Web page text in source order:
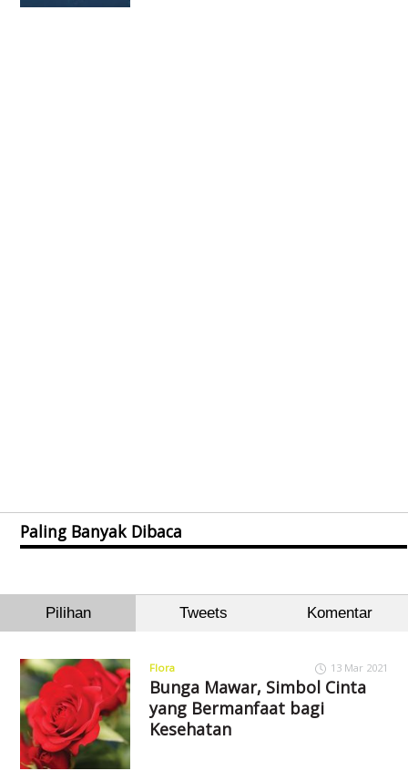
Paling Banyak Dibaca
Pilihan Tweets Komentar
Flora 13 Mar 2021
Bunga Mawar, Simbol Cinta
yang Bermanfaat bagi
Kesehatan